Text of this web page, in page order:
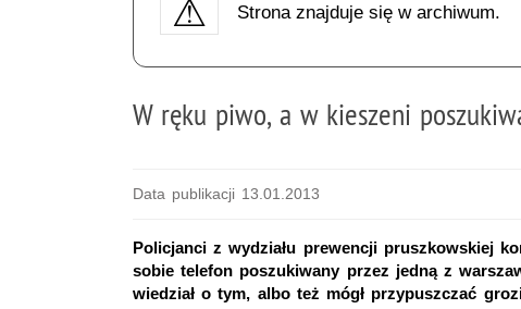
Strona znajduje się w archiwum.
W ręku piwo, a w kieszeni
Data publikacji 13.01.2013
Policjanci z wydziału prewencji pruszkowskiej
sobie telefon poszukiwany przez jedną z
wiedział o tym, albo też mógł przypuszczać